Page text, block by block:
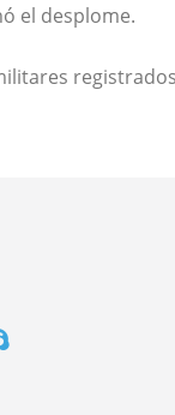
el desplome.